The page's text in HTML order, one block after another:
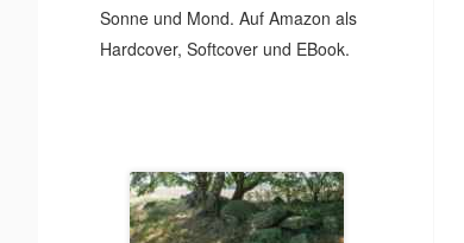
Sonne und Mond. Auf Amazon als
Hardcover, Softcover und EBook.